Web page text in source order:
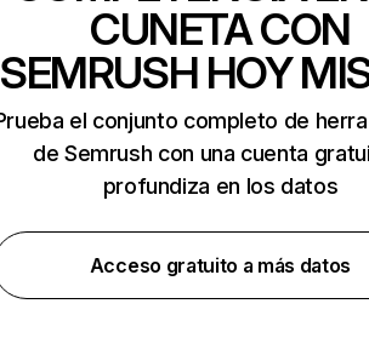
CUNETA CON
SEMRUSH HOY
el conjunto completo de
de Semrush con una cuenta
profundiza en los datos
Acceso gratuito a más datos